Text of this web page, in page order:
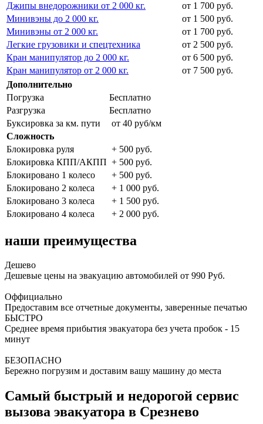
Джипы внедорожники от 2 000 кг.
от 1 700 руб.
Минивэны до 2 000 кг.
от 1 500 руб.
Минивэны от 2 000 кг.
от 1 700 руб.
Легкие грузовики и спецтехника
от 2 500 руб.
Кран манипулятор до 2 000 кг.
от 6 500 руб.
Кран манипулятор от 2 000 кг.
от 7 500 руб.
Дополнительно
Погрузка
Бесплатно
Разгрузка
Бесплатно
Буксировка за км. пути
от 40 руб/км
Сложность
Блокировка руля
+ 500 руб.
Блокировка КПП/АКПП + 500 руб.
Блокировано 1 колесо
+ 500 руб.
Блокировано 2 колеса
+ 1 000 руб.
Блокировано 3 колеса
+ 1 500 руб.
Блокировано 4 колеса
+ 2 000 руб.
наши преимущества
Дешево
Дешевые цены на эвакуацию автомобилей от 990 Руб.
Оффициально
Предоставим все отчетные документы, заверенные печатью
БЫСТРО
Среднее время прибытия эвакуатора без учета пробок - 15
минут
БЕЗОПАСНО
Бережно погрузим и доставим вашу машину до места
Самый быстрый и недорогой сервис
вызова эвакуатора в Срезнево